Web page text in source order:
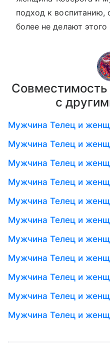
подход к воспитанию,
более не делают
с
Мужчина Телец и
Мужчина Телец и
Мужчина Телец и
Мужчина Телец и
Мужчина Телец и
Мужчина Телец и
Мужчина Телец и
Мужчина Телец и
Мужчина Телец и
Мужчина Телец и
Мужчина Телец и